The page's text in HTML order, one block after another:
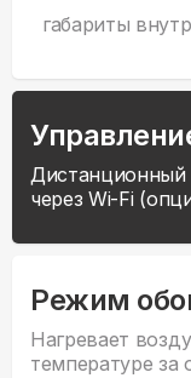
габариты
Дистанционный
через Wi-Fi
Режим
Нагревает
температуре за